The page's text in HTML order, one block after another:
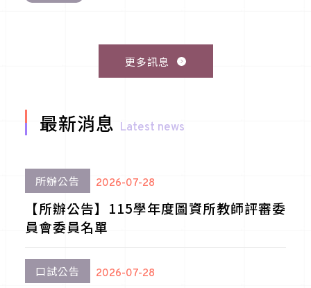
更多訊息
最新消息 Latest news
所辦公告 2026-07-28
【所辦公告】115學年度圖資所教師評審委
員會委員名單
口試公告 2026-07-28